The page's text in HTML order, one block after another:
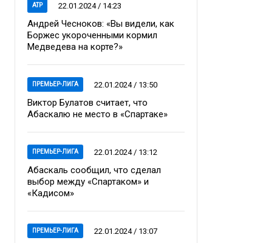
ATP 22.01.2024 / 14:23
Андрей Чесноков: «Вы видели, как
Боржес укороченными кормил
Медведева на корте?»
ПРЕМЬЕР-ЛИГА 22.01.2024 / 13:50
Виктор Булатов считает, что
Абаскалю не место в «Спартаке»
ПРЕМЬЕР-ЛИГА 22.01.2024 / 13:12
Абаскаль сообщил, что сделал
выбор между «Спартаком» и
«Кадисом»
ПРЕМЬЕР-ЛИГА 22.01.2024 / 13:07